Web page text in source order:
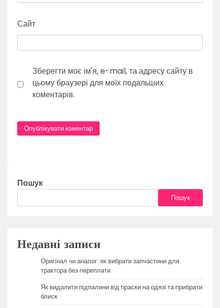
Сайт
Зберегти моє ім'я, e-mail, та адресу сайту в
цьому браузері для моїх подальших
коментарів.
Пошук
Пошук
Недавні записи
Оригінал чи аналог: як вибрати запчастини для
трактора без переплати
Як видалити підпалини від праски на одязі та прибрати
блиск